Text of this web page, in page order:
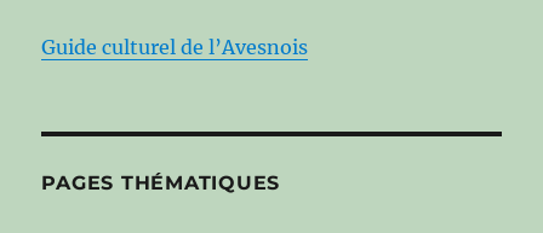
Guide culturel de l’Avesnois
PAGES THÉMATIQUES